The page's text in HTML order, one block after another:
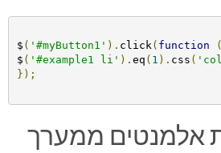
$ ( '#myButton1' ). click( function
$ ( '#example1 li' ). eq ( 1 ). css (
});
אלמנטים ממערך